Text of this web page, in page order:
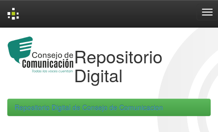
navigation
Repositorio
Digital
Repositorio Digital de Consejo de Comunicacion